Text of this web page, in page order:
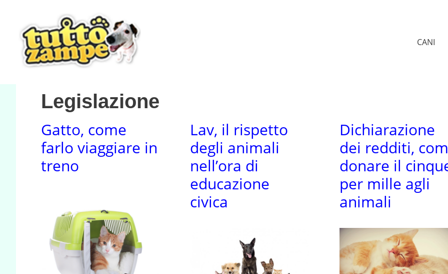
contenuto
CANI
Legislazione
Gatto, come
farlo viaggiare in
treno
Lav, il rispetto
degli animali
nell’ora di
educazione
civica
Dichiarazione
dei redditi,
donare il
per mille agli
animali